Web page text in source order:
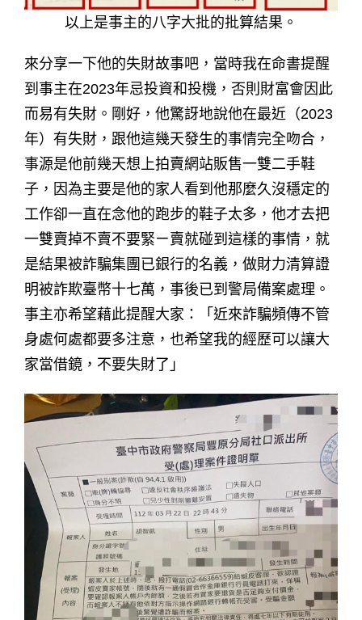
以上是事主的八字大批的批算結果。
來分享一下他的失財故事吧，當時我在命書提醒
到事主在2023年忌投資和投機，否則財富會因此
而易有失財。剛好，他驚訝地說他在最近（2023
年）有失財，跟他這幾天發生的事情完全吻合，
事源是他前幾天想上拍賣網站販售一雙二手鞋
子，因為主要是他的家人看到他那麼久沒穩定的
工作卻一直在念他的跑步的鞋子太多，他才去把
一雙賣掉不賣不要緊ㄧ賣就碰到這樣的事情，就
是結果被詐騙集團已銀行的名義，做財力清算證
明被詐欺臺幣十七萬，事後已到警局備案處理。
事主亦希望藉此提醒大家：「近來詐騙頻傳不管
身處何處都要多注意，也希望我的經歷可以讓大
家當借鏡，不要失財了」